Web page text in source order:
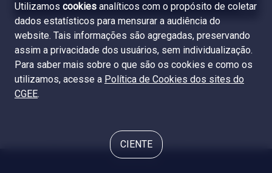
© 2024 CGEE
Utilizamos cookies analíticos com o propósito de coletar
dados estatísticos para mensurar a audiência do
website. Tais informações são agregadas, preservando
assim a privacidade dos usuários, sem individualização.
Para saber mais sobre o que são os cookies e como os
utilizamos, acesse a Política de Cookies dos sites do
CGEE.
CIENTE